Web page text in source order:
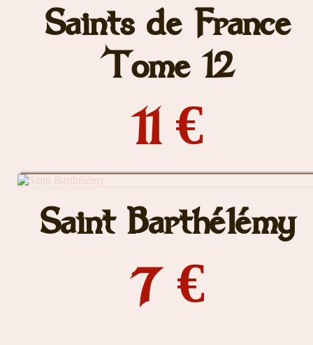
Saints de France
Tome 12
11 €
Saint Barthélémy
7 €